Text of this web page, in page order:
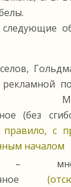
(без
правило, с
началом
–